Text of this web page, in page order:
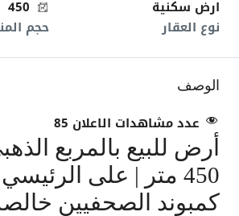
ارض سكنية
نوع العقار
450
حجم
الوصف
عدد مشاهدات الاعلان 85
450 متر | على
كمبوند الصحفيين